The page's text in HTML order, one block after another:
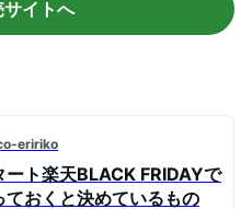
サイトへ
eririko
ート楽天BLACK FRIDAYで
ておくと決めているもの